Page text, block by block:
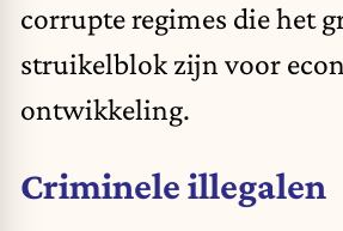
corrupte regimes die het
struikelblok zijn voor
ontwikkeling.
Criminele illegalen